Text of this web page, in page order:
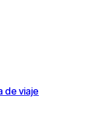
de viaje